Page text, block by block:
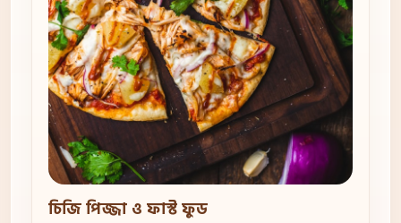
চিজি পিজ্জা ও ফাস্ট ফুড